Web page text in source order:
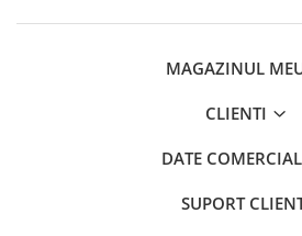
MAGAZINUL
CLIENTI
DATE
SUPORT